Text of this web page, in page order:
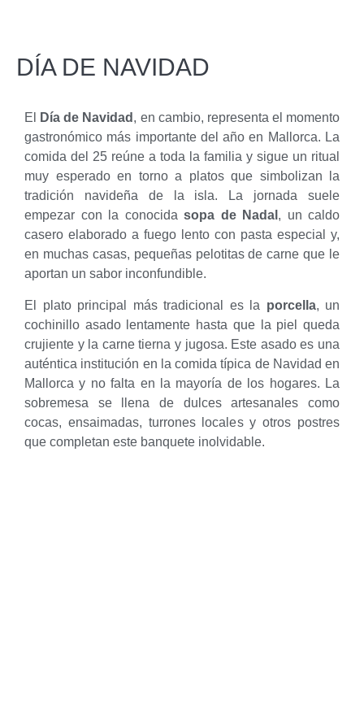
DÍA DE NAVIDAD
El Día de Navidad , en cambio, representa el momento
gastronómico más importante del año en Mallorca. La
comida del 25 reúne a toda la familia y sigue un ritual
muy esperado en torno a platos que simbolizan la
tradición navideña de la isla. La jornada suele
empezar con la conocida sopa de Nadal , un caldo
casero elaborado a fuego lento con pasta especial y,
en muchas casas, pequeñas pelotitas de carne que le
aportan un sabor inconfundible.
El plato principal más tradicional es la porcella, un
cochinillo asado lentamente hasta que la piel queda
crujiente y la carne tierna y jugosa. Este asado es una
auténtica institución en la comida típica de Navidad en
Mallorca y no falta en la mayoría de los hogares. La
sobremesa se llena de dulces artesanales como
cocas, ensaimadas, turrones locales y otros postres
que completan este banquete inolvidable.